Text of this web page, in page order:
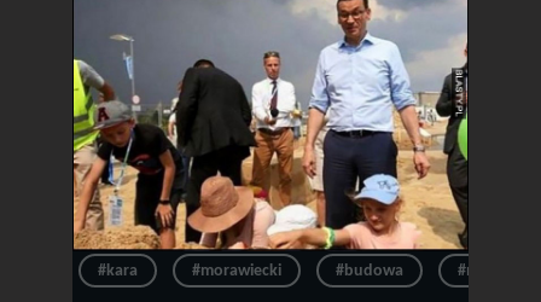
#kara #morawiecki #budowa #mateusz